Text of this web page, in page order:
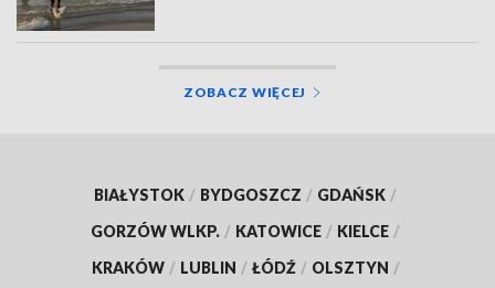
ZOBACZ WIĘCEJ
BIAŁYSTOK / BYDGOSZCZ / GDAŃSK /
GORZÓW WLKP. / KATOWICE / KIELCE /
KRAKÓW / LUBLIN / ŁÓDŹ / OLSZTYN /